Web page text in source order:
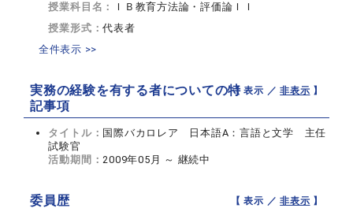
授業科目名：
ＩＢ教育方法論・評価論ＩＩ
授業形式：代表者
全件表示 >>
実務の経験を有する者についての特
記事項
【 表示 ／非表示 】
タイトル： 国際バカロレア 日本語A：言語と文学 主任
試験官
活動期間：2009年05月 ～ 継続中
委員歴 【 表示 ／非表示 】